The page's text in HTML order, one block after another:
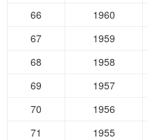
66
1960
67
1959
68
1958
69
1957
70
1956
71
1955